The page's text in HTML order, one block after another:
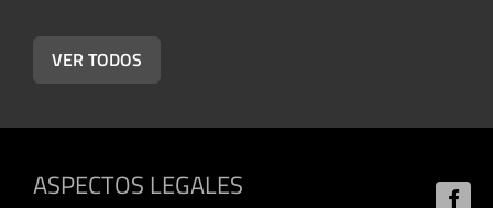
VER TODOS
ASPECTOS LEGALES